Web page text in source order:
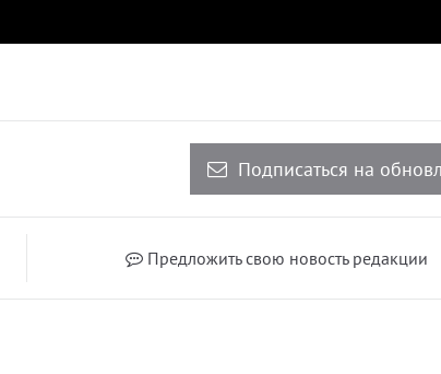
Подписаться на
Предложить свою новость редакции